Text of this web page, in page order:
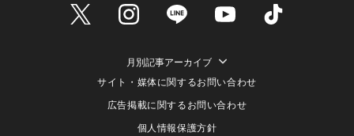
月別記事アーカイブ
サイト・媒体に関するお問い合わせ
広告掲載に関するお問い合わせ
個人情報保護方針